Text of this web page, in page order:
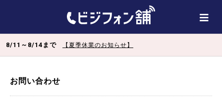
8/11～8/14まで 【夏季休業のお知らせ】
お問い合わせ